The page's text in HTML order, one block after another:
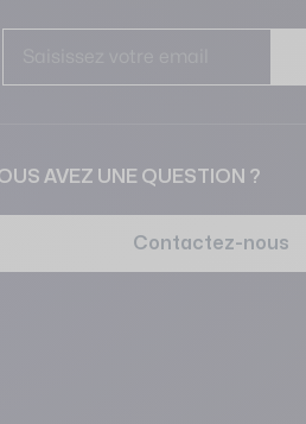
AVEZ UNE QUESTION ?
Contactez-nous